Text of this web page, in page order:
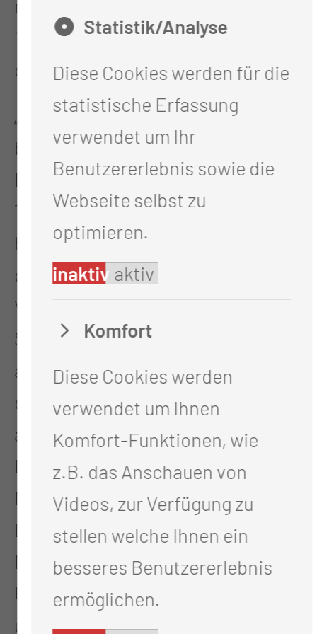
mit einem Geburtsgewicht unter
1000 Gramm betreut werden
dürfen.
„Während wir die schweren
bakteriellen Infektionen durch
Impfungen und Antibiotika-
Therapien zurückdrängen konnten,
haben wir heute vermehrt mit
chronischen und
Viruserkrankungen zu tun“, sagt Dr.
Simone Stolz. Fachlich hat sich
also einiges geändert, doch auch
der Alltag der Kinder auf Station ist
angenehmer geworden,
Besuchszeiten ausschließlich am
Mittwoch und Sonntag sind passé.
Die Eltern haben heute die
Möglichkeit, nahezu rund um die
Uhr ihre Kinder zu betreuen. Dabei
unterstützt auch das angrenzende
Statistik/Analyse
Diese Cookies werden für die
statistische Erfassung
verwendet um Ihr
Benutzererlebnis sowie die
Webseite selbst zu
optimieren.
inaktiv aktiv
Komfort
Diese Cookies werden
verwendet um Ihnen
Komfort-Funktionen, wie
z.B. das Anschauen von
Videos, zur Verfügung zu
stellen welche Ihnen ein
besseres Benutzererlebnis
ermöglichen.